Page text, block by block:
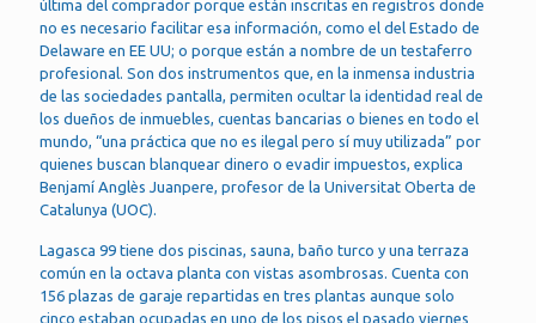
última del comprador porque están inscritas en registros donde
no es necesario facilitar esa información, como el del Estado de
Delaware en EE UU; o porque están a nombre de un testaferro
profesional. Son dos instrumentos que, en la inmensa industria
de las sociedades pantalla, permiten ocultar la identidad real de
los dueños de inmuebles, cuentas bancarias o bienes en todo el
mundo, “una práctica que no es ilegal pero sí muy utilizada” por
quienes buscan blanquear dinero o evadir impuestos, explica
Benjamí Anglès Juanpere, profesor de la Universitat Oberta de
Catalunya (UOC).
Lagasca 99 tiene dos piscinas, sauna, baño turco y una terraza
común en la octava planta con vistas asombrosas. Cuenta con
156 plazas de garaje repartidas en tres plantas aunque solo
cinco estaban ocupadas en uno de los pisos el pasado viernes